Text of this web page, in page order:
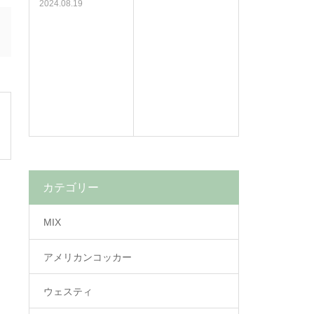
2024.08.19
カテゴリー
MIX
アメリカンコッカー
ウェスティ